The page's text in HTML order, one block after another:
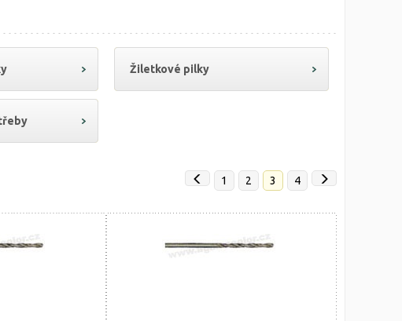
Žiletkové pilky
1 2 3 4